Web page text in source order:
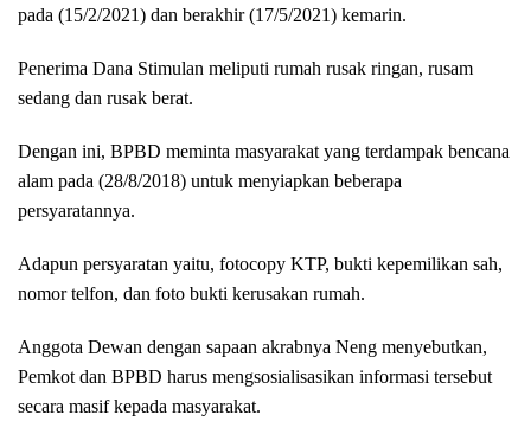
pada (15/2/2021) dan berakhir (17/5/2021) kemarin.
Penerima Dana Stimulan meliputi rumah rusak ringan, rusam
sedang dan rusak berat.
Dengan ini, BPBD meminta masyarakat yang terdampak bencana
alam pada (28/8/2018) untuk menyiapkan beberapa
persyaratannya.
Adapun persyaratan yaitu, fotocopy KTP, bukti kepemilikan sah,
nomor telfon, dan foto bukti kerusakan rumah.
Anggota Dewan dengan sapaan akrabnya Neng menyebutkan,
Pemkot dan BPBD harus mengsosialisasikan informasi tersebut
secara masif kepada masyarakat.